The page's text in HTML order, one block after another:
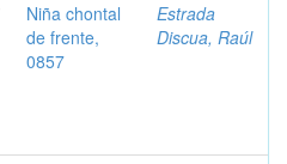
Niña chontal
de frente,
0857
Estrada
Discua, Raúl